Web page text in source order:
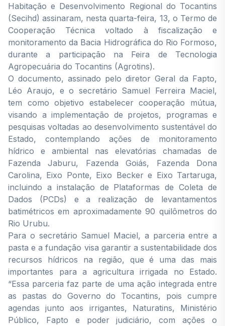
Habitação e Desenvolvimento Regional do Tocantins
(Secihd) assinaram, nesta quarta-feira, 13, o Termo de
Cooperação Técnica voltado à fiscalização e
monitoramento da Bacia Hidrográfica do Rio Formoso,
durante a participação na Feira de Tecnologia
Agropecuária do Tocantins (Agrotins).
O documento, assinado pelo diretor Geral da Fapto,
Léo Araujo, e o secretário Samuel Ferreira Maciel,
tem como objetivo estabelecer cooperação mútua,
visando a implementação de projetos, programas e
pesquisas voltadas ao desenvolvimento sustentável do
Estado, contemplando ações de monitoramento
hídrico e ambiental nas elevatórias chamadas de
Fazenda Jaburu, Fazenda Goiás, Fazenda Dona
Carolina, Eixo Ponte, Eixo Becker e Eixo Tartaruga,
incluindo a instalação de Plataformas de Coleta de
Dados (PCDs) e a realização de levantamentos
batimétricos em aproximadamente 90 quilômetros do
Rio Urubu.
Para o secretário Samuel Maciel, a parceria entre a
pasta e a fundação visa garantir a sustentabilidade dos
recursos hídricos na região, que é uma das mais
importantes para a agricultura irrigada no Estado.
“Essa parceria faz parte de uma ação integrada entre
as pastas do Governo do Tocantins, pois cumpre
agendas junto aos irrigantes, Naturatins, Ministério
Público, Fapto e poder judiciário, com ações o